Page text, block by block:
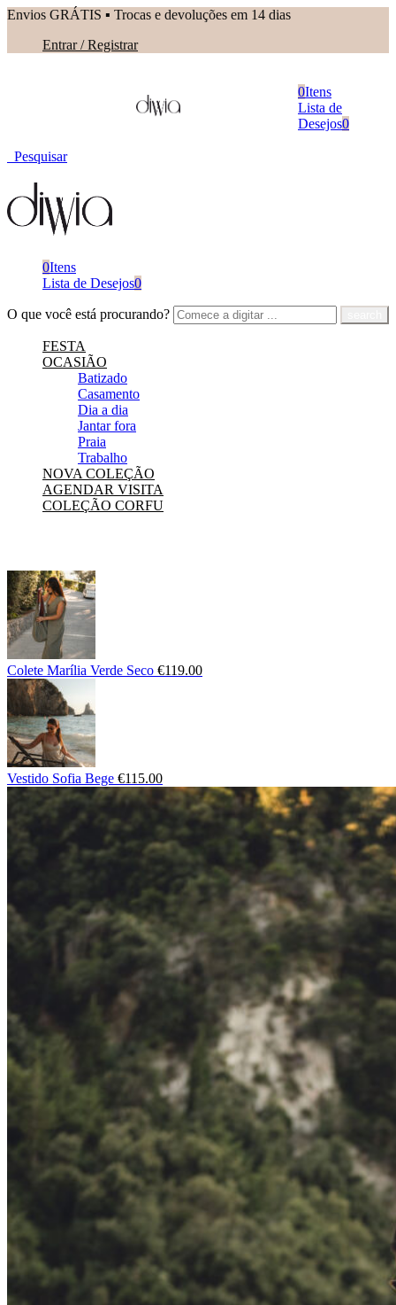
Envios GRÁTIS ▪︎ Trocas e devoluções em 14 dias
Entrar / Registrar
0Itens
Lista de
Desejos0
Pesquisar
0Itens
Lista de Desejos0
O que você está procurando?
FESTA
OCASIÃO
Batizado
Casamento
Dia a dia
Jantar fora
Praia
Trabalho
NOVA COLEÇÃO
AGENDAR VISITA
COLEÇÃO CORFU
Colete Marília Verde Seco €119.00
Vestido Sofia Bege €115.00